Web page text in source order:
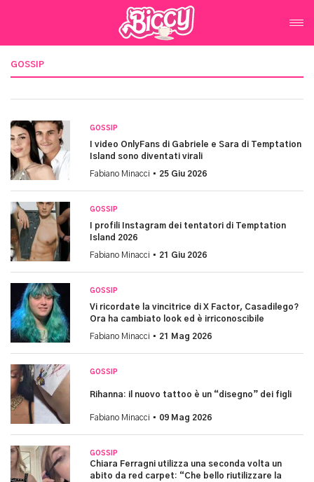
GOSSIP
GOSSIP
I video OnlyFans di Gabriele e Sara di Temptation
Island sono diventati virali
Fabiano Minacci • 25 Giu 2026
GOSSIP
I profili Instagram dei tentatori di Temptation
Island 2026
Fabiano Minacci • 21 Giu 2026
GOSSIP
Vi ricordate la vincitrice di X Factor, Casadilego?
Ora ha cambiato look ed è irriconoscibile
Fabiano Minacci • 21 Mag 2026
GOSSIP
Rihanna: il nuovo tattoo è un “disegno” dei figli
Fabiano Minacci • 09 Mag 2026
GOSSIP
Chiara Ferragni utilizza una seconda volta un
abito da red carpet: “Che bello riutilizzare la